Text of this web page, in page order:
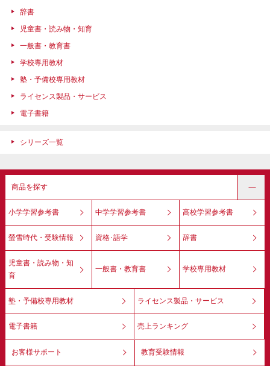
辞書
児童書・読み物・知育
一般書・教育書
学校専用教材
塾・予備校専用教材
ライセンス製品・サービス
電子書籍
シリーズ一覧
商品を探す
小学学習参考書 中学学習参考書 高校学習参考書
螢雪時代・受験情報 資格･語学 辞書
児童書・読み物・知
育
一般書・教育書 学校専用教材
塾・予備校専用教材 ライセンス製品・サービス
電子書籍 売上ランキング
お客様サポート 教育受験情報